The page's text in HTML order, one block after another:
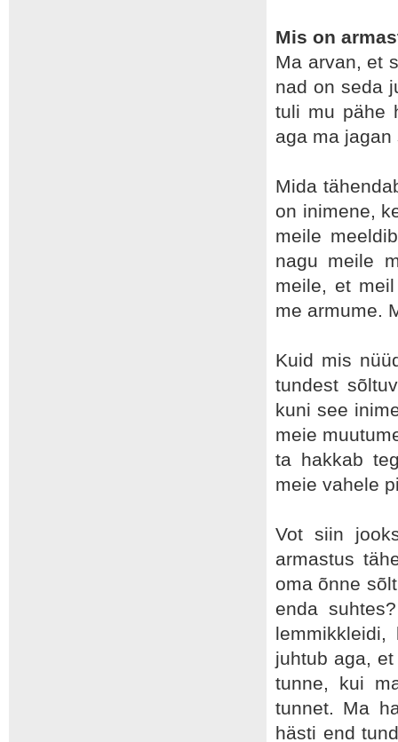
Mis on
Ma arvan, et
nad on seda
tuli mu pähe
aga ma
Mida
on inimene,
meile
nagu meile
meile, et
me armume.
Kuid mis
tundest
kuni see
meie
ta hakkab
meie vahele
Vot siin
armastus
oma õnne
enda
juhtub aga,
tunne, kui
tunnet. Ma
hästi end